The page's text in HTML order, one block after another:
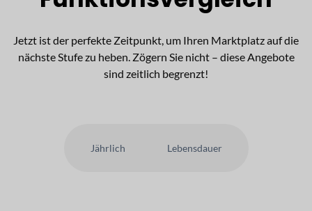
Jetzt ist der perfekte Zeitpunkt, um Ihren Marktplatz auf die
nächste Stufe zu heben. Zögern Sie nicht – diese Angebote
sind zeitlich begrenzt!
Jährlich Lebensdauer